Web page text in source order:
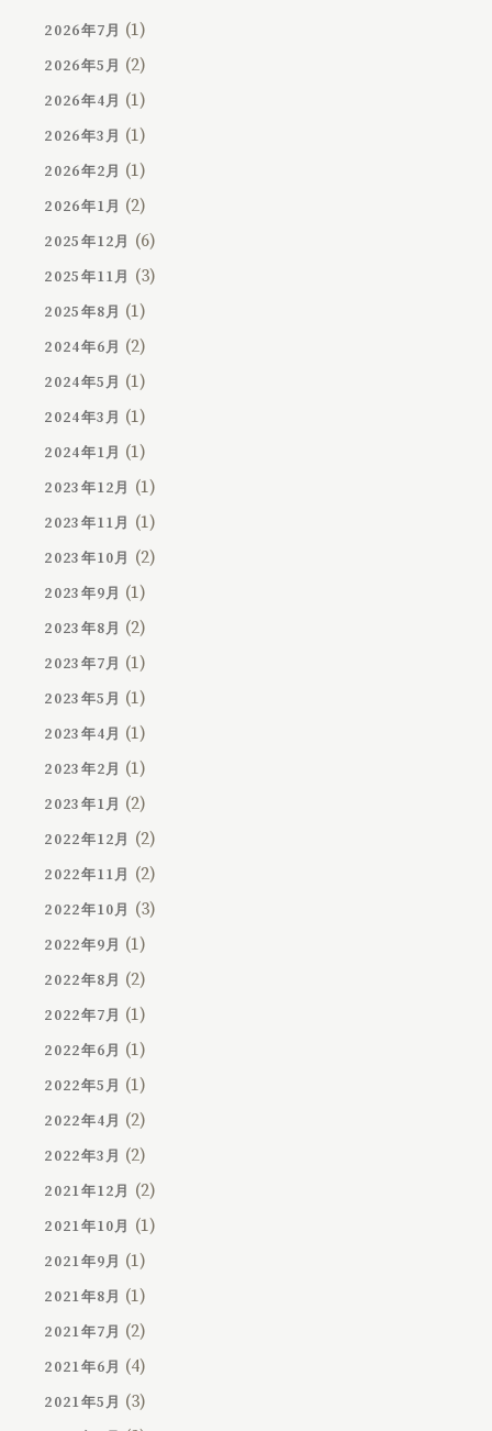
2026年7月 (1)
2026年5月 (2)
2026年4月 (1)
2026年3月 (1)
2026年2月 (1)
2026年1月 (2)
2025年12月 (6)
2025年11月 (3)
2025年8月 (1)
2024年6月 (2)
2024年5月 (1)
2024年3月 (1)
2024年1月 (1)
2023年12月 (1)
2023年11月 (1)
2023年10月 (2)
2023年9月 (1)
2023年8月 (2)
2023年7月 (1)
2023年5月 (1)
2023年4月 (1)
2023年2月 (1)
2023年1月 (2)
2022年12月 (2)
2022年11月 (2)
2022年10月 (3)
2022年9月 (1)
2022年8月 (2)
2022年7月 (1)
2022年6月 (1)
2022年5月 (1)
2022年4月 (2)
2022年3月 (2)
2021年12月 (2)
2021年10月 (1)
2021年9月 (1)
2021年8月 (1)
2021年7月 (2)
2021年6月 (4)
2021年5月 (3)